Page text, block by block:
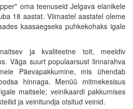
oma teenuseid Jelgava elanikele
18 aastat. Viimastel aastatel oleme
kaasaegseks puhkekohaks igale
ja kvaliteetne toit, meeldiv
Väga suurt populaarsust linnarahva
Päevapakkumine, mis ühendab
hinnaga. Menüü mitmekesisus
maitsele; veinikaardi pakkumises
ja veinitundja otsitud veinid.